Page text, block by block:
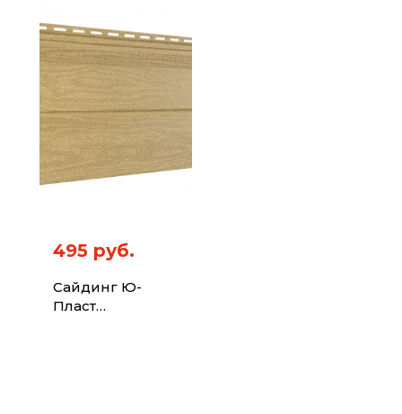
495 руб.
Сайдинг Ю-
Пласт